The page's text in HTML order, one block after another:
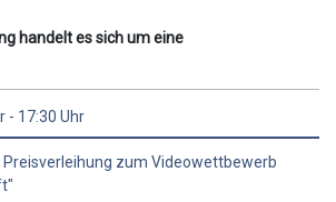
handelt es sich um eine
- 17:30 Uhr
Preisverleihung zum Videowettbewerb